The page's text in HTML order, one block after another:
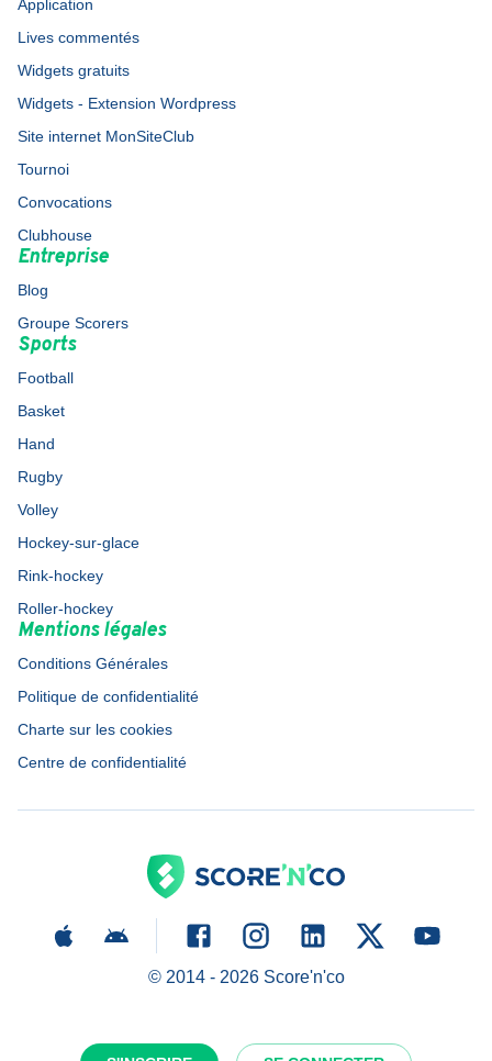
Application
Lives commentés
Widgets gratuits
Widgets - Extension Wordpress
Site internet MonSiteClub
Tournoi
Convocations
Clubhouse
Entreprise
Blog
Groupe Scorers
Sports
Football
Basket
Hand
Rugby
Volley
Hockey-sur-glace
Rink-hockey
Roller-hockey
Mentions légales
Conditions Générales
Politique de confidentialité
Charte sur les cookies
Centre de confidentialité
© 2014 - 2026Score'n'co